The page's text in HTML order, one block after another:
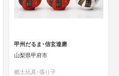
甲州だるま･信玄達磨
山梨県甲府市
郷土玩具･張り子